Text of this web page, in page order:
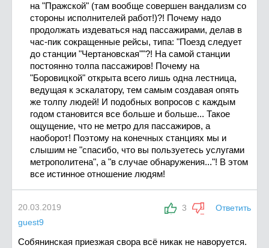
на "Пражской" (там вообще совершен вандализм со
стороны исполнителей работ!)?! Почему надо
продолжать издеваться над пассажирами, делав в
час-пик сокращенные рейсы, типа: "Поезд следует
до станции "Чертановская""?! На самой станции
постоянно толпа пассажиров! Почему на
"Боровицкой" открыта всего лишь одна лестница,
ведущая к эскалатору, тем самым создавая опять
же толпу людей! И подобных вопросов с каждым
годом становится все больше и больше... Такое
ощущение, что не метро для пассажиров, а
наоборот! Поэтому на конечных станциях мы и
слышим не "спасибо, что вы пользуетесь услугами
метрополитена", а "в случае обнаружения..."! В этом
все истинное отношение людям!
3 Ответить
20.03.2019
guest9
Собянинская приезжая свора всё никак не наворуется.